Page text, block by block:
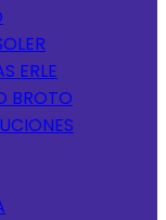
ERLE
BROTO